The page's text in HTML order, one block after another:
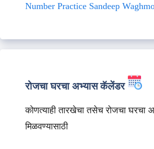
Number Practice Sandeep
रोजचा घरचा अभ्यास कॅलेंडर
कोणत्याही तारखेचा तसेच रोजचा घरचा
मिळवण्यासाठी